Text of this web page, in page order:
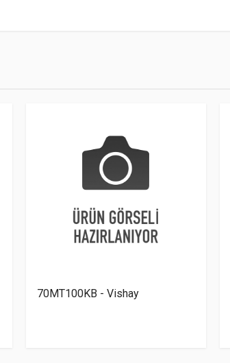
70MT100KB - Vishay